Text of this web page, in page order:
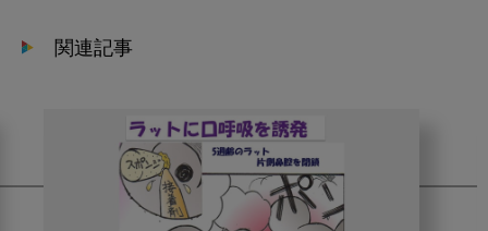
関連記事